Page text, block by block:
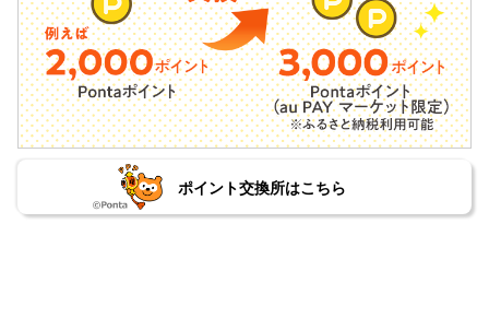
ポイント交換所はこちら